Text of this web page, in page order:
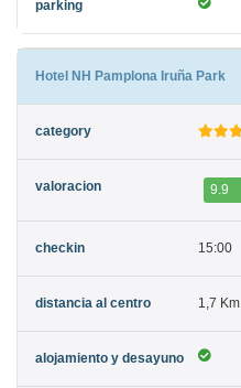
Hotel NH Pamplona Iruña Park
9.9
15:00
1,7 Km